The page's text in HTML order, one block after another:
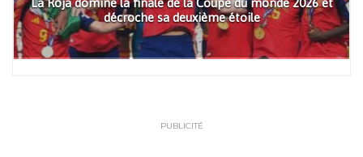
décroche sa deuxième étoile
PUBLICITÉ